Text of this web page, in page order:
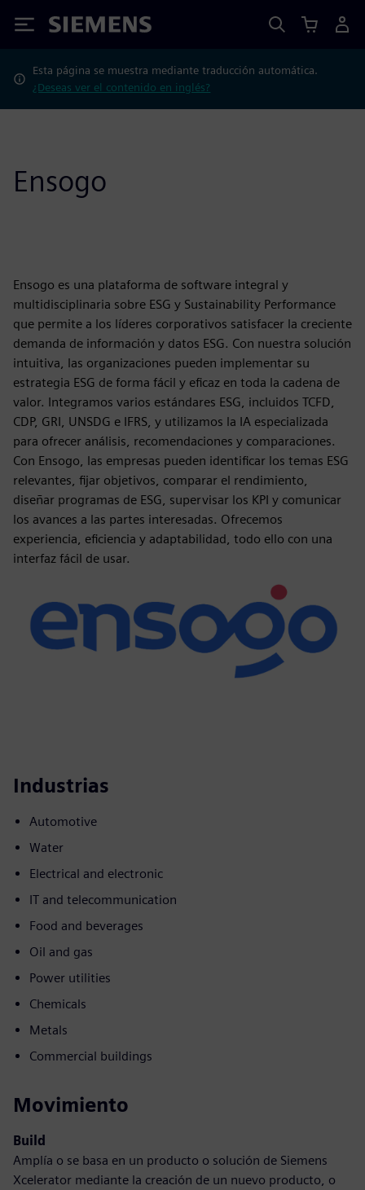
Siemens
Esta página se muestra mediante traducción automática.
¿Deseas ver el contenido en inglés?
Ensogo
Ensogo es una plataforma de software integral y
multidisciplinaria sobre ESG y Sustainability Performance
que permite a los líderes corporativos satisfacer la creciente
demanda de información y datos ESG. Con nuestra solución
intuitiva, las organizaciones pueden implementar su
estrategia ESG de forma fácil y eficaz en toda la cadena de
valor. Integramos varios estándares ESG, incluidos TCFD,
CDP, GRI, UNSDG e IFRS, y utilizamos la IA especializada
para ofrecer análisis, recomendaciones y comparaciones.
Con Ensogo, las empresas pueden identificar los temas ESG
relevantes, fijar objetivos, comparar el rendimiento,
diseñar programas de ESG, supervisar los KPI y comunicar
los avances a las partes interesadas. Ofrecemos
experiencia, eficiencia y adaptabilidad, todo ello con una
interfaz fácil de usar.
Industrias
Automotive
Water
Electrical and electronic
IT and telecommunication
Food and beverages
Oil and gas
Power utilities
Chemicals
Metals
Commercial buildings
Movimiento
Build
Amplía o se basa en un producto o solución de Siemens
Xcelerator mediante la creación de un nuevo producto, o